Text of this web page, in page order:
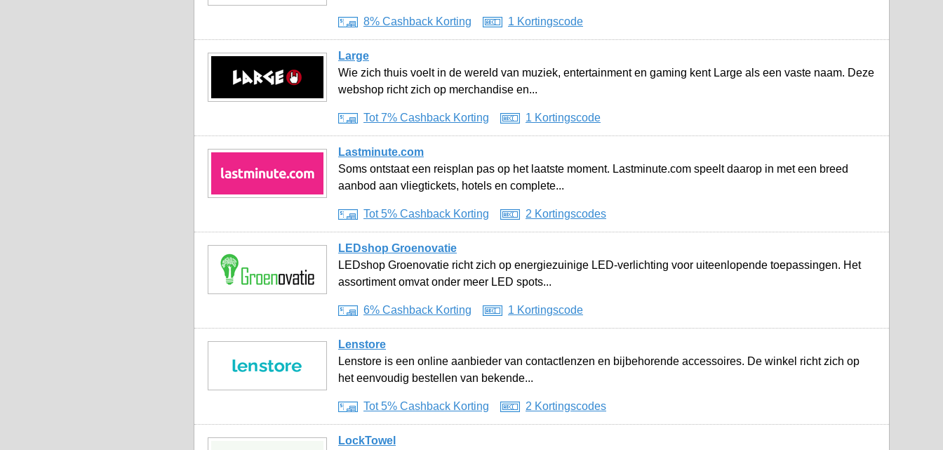
8% Cashback Korting 1 Kortingscode
Large
Wie zich thuis voelt in de wereld van muziek, entertainment en gaming kent Large als een vaste naam. Deze
webshop richt zich op merchandise en...
Tot 7% Cashback Korting 1 Kortingscode
Lastminute.com
Soms ontstaat een reisplan pas op het laatste moment. Lastminute.com speelt daarop in met een breed
aanbod aan vliegtickets, hotels en complete...
Tot 5% Cashback Korting 2 Kortingscodes
LEDshop Groenovatie
LEDshop Groenovatie richt zich op energiezuinige LED-verlichting voor uiteenlopende toepassingen. Het
assortiment omvat onder meer LED spots...
6% Cashback Korting 1 Kortingscode
Lenstore
Lenstore is een online aanbieder van contactlenzen en bijbehorende accessoires. De winkel richt zich op
het eenvoudig bestellen van bekende...
Tot 5% Cashback Korting 2 Kortingscodes
LockTowel